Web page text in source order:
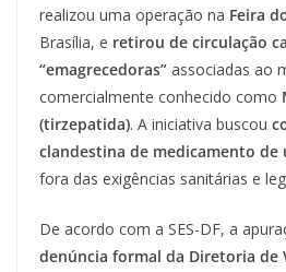
realizou uma operação na Feira
Brasília, e retirou de circulação
“emagrecedoras” associadas ao
comercialmente conhecido como
(tirzepatida). A iniciativa buscou
clandestina de medicamento de
fora das exigências sanitárias e
De acordo com a SES-DF, a
denúncia formal da Diretoria de